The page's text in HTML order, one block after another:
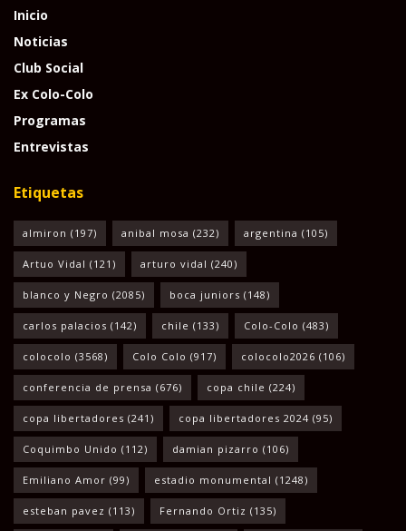
Inicio
Noticias
Club Social
Ex Colo-Colo
Programas
Entrevistas
Etiquetas
almiron (197) anibal mosa (232) argentina (105)
Artuo Vidal (121) arturo vidal (240)
blanco y Negro (2085) boca juniors (148)
carlos palacios (142) chile (133) Colo-Colo (483)
colocolo (3568) Colo Colo (917) colocolo2026 (106)
conferencia de prensa (676) copa chile (224)
copa libertadores (241) copa libertadores 2024 (95)
Coquimbo Unido (112) damian pizarro (106)
Emiliano Amor (99) estadio monumental (1248)
esteban pavez (113) Fernando Ortiz (135)